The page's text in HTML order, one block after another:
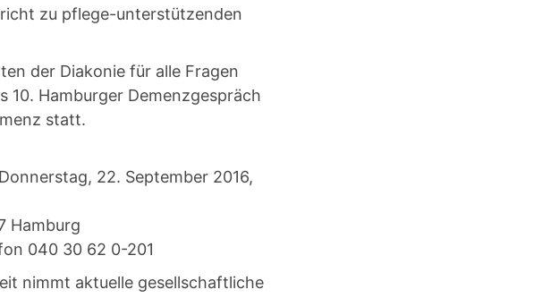
zu pflege-unterstützenden
der Diakonie für alle Fragen
10. Hamburger Demenzgespräch
statt.
22. September 2016,
Hamburg
040 30 62 0-201
nimmt aktuelle gesellschaftliche